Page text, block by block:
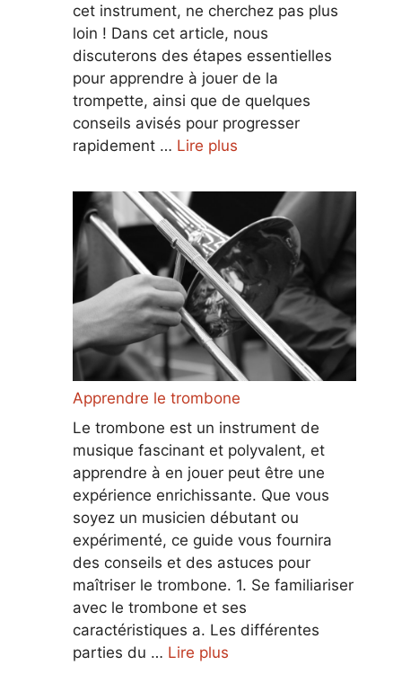
cet instrument, ne cherchez pas plus
loin ! Dans cet article, nous
discuterons des étapes essentielles
pour apprendre à jouer de la
trompette, ainsi que de quelques
conseils avisés pour progresser
rapidement … Lire plus
Apprendre le trombone
Le trombone est un instrument de
musique fascinant et polyvalent, et
apprendre à en jouer peut être une
expérience enrichissante. Que vous
soyez un musicien débutant ou
expérimenté, ce guide vous fournira
des conseils et des astuces pour
maîtriser le trombone. 1. Se familiariser
avec le trombone et ses
caractéristiques a. Les différentes
parties du … Lire plus